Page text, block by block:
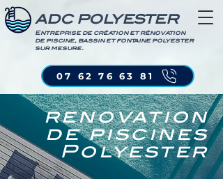
ADC POLYESTER
Entreprise de création et rénovation
de piscine, bassin et fontaine polyester
sur mesure.
07 62 76 63 81
renovation
de piscines
Polyester